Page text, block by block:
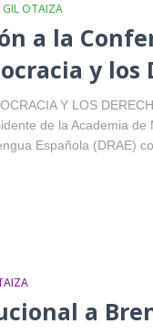
GIL OTAIZA
a la
y los
Y LOS
de la Academia
Española (DRAE)
a